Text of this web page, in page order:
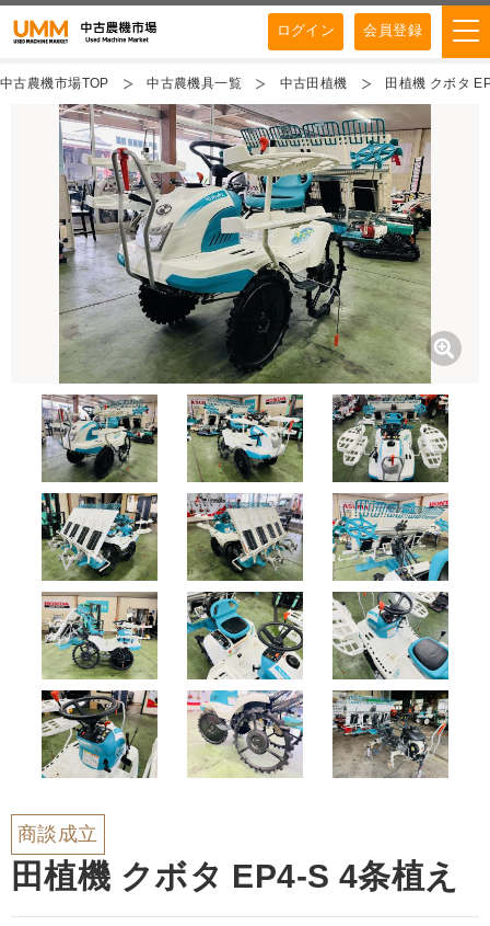
ログイン 会員登録
中古農機市場TOP 中古農機具一覧 中古田植機 田植機 クボタ
商談成立
田植機 クボタ EP4-S 4条植え